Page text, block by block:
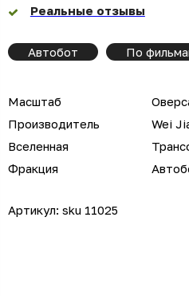
Реальные отзывы
Автобот По
Масштаб
Производитель
Wei
Вселенная
Фракция
Артикул: sku 11025